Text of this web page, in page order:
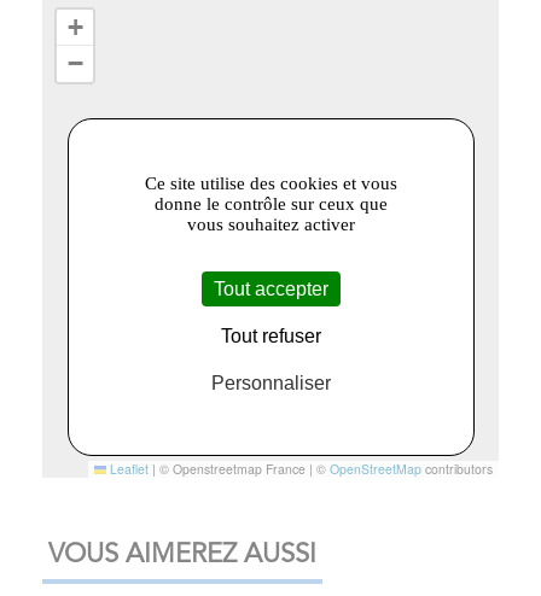
+
−
Leaflet | © Openstreetmap France | © OpenStreetMap contributors
VOUS AIMEREZ AUSSI
Ce site utilise des cookies et vous
donne le contrôle sur ceux que
vous souhaitez activer
Tout accepter
Tout refuser
Personnaliser